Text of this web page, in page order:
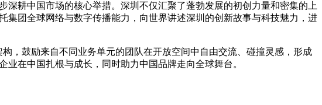
耕中国市场的核心举措。深圳不仅汇聚了蓬勃发展的初创力量和密集的上
团全球网络与数字传播能力，向世界讲述深圳的创新故事与科技魅力，进
，鼓励来自不同业务单元的团队在开放空间中自由交流、碰撞灵感，形成
在中国扎根与成长，同时助力中国品牌走向全球舞台。